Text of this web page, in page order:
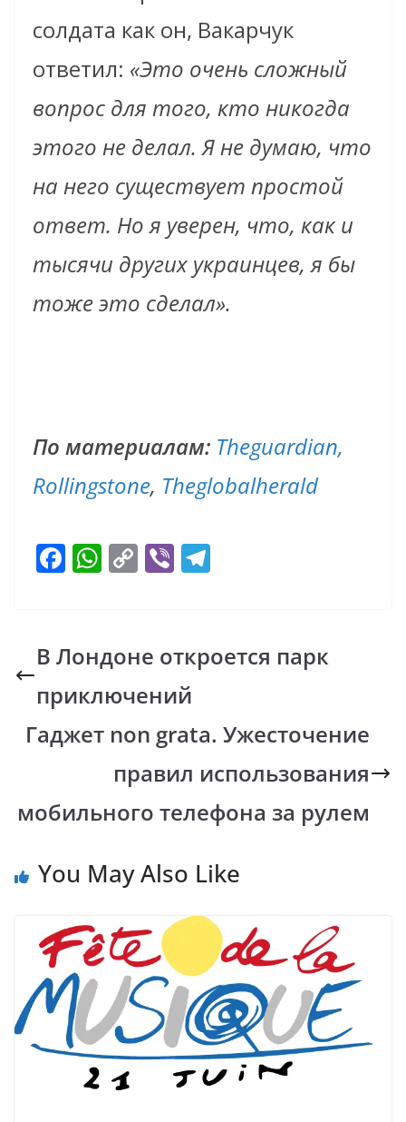
солдата как он, Вакарчук
ответил: «Это очень сложный
вопрос для того, кто никогда
этого не делал. Я не думаю, что
на него существует простой
ответ. Но я уверен, что, как и
тысячи других украинцев, я бы
тоже это сделал».
По материалам: Theguardian,
Rollingstone, Theglobalherald
F
b
o
o
k
W
s
A
p
p
C
y
Li
n
k
Vi
gr
a
В Лондоне откроется парк
приключений
Гаджет non grata. Ужесточение
правил использования
мобильного телефона за рулем
You May Also Like